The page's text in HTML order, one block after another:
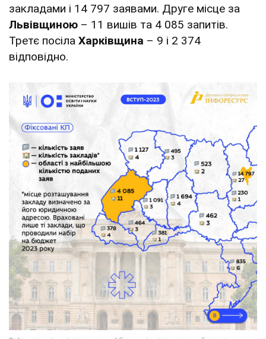
закладами і 14 797 заявами. Друге місце за
Львівщиною – 11 вишів та 4 085 запитів.
Третє посіла Харківщина – 9 і 2 374
відповідно.